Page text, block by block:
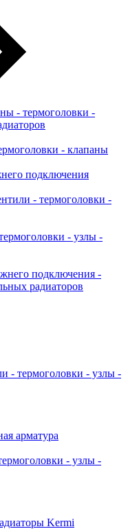
- термоголовки -
- клапаны
подключения
- термоголовки -
- узлы -
подключения -
радиаторов
- термоголовки - узлы -
арматура
- узлы -
Kermi